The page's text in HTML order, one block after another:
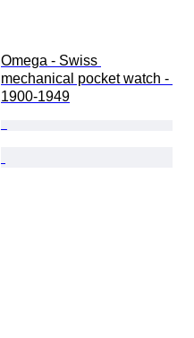
Omega - Swiss
mechanical pocket watch -
1900-1949